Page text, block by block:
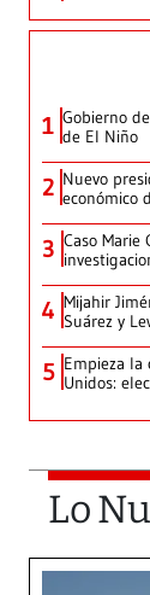
1 Gobierno
de El Niño
2 Nuevo
económico
3 Caso Marie
4 Mijahir
Suárez y
5 Empieza la
Unidos:
Lo